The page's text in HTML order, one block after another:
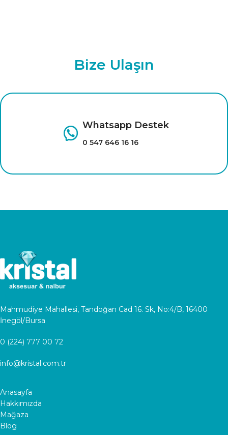
Bize Ulaşın
Whatsapp Destek
0 547 646 16 16
Mahmudiye Mahallesi, Tandoğan Cad 16. Sk, No:4/B, 16400
İnegöl/Bursa
0 (224) 777 00 72
info@kristal.com.tr
Anasayfa
Hakkımızda
Mağaza
Blog